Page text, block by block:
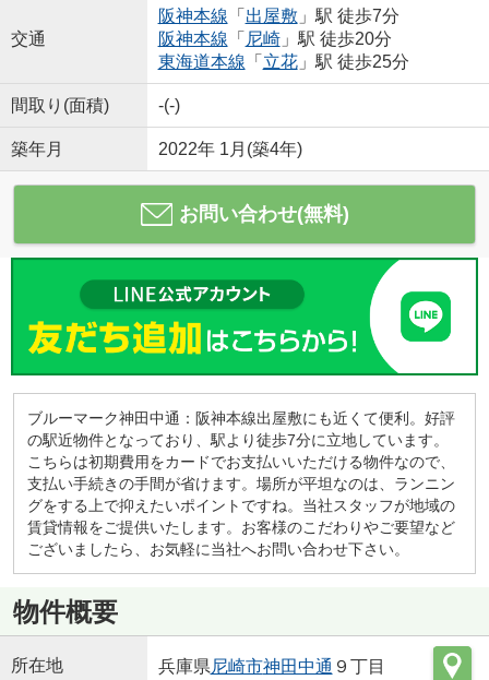
交通
阪神本線 「 出屋敷 」駅 徒歩7分
阪神本線 「 尼崎」駅 徒歩20分
東海道本線 「 立花」駅 徒歩25分
間取り(面積) -(-)
築年月 2022年 1月(築4年)
お問い合わせ(無料)
ブルーマーク神田中通：阪神本線出屋敷にも近くて便利。好評
の駅近物件となっており、駅より徒歩7分に立地しています。
こちらは初期費用をカードでお支払いいただける物件なので、
支払い手続きの手間が省けます。場所が平坦なのは、ランニン
グをする上で抑えたいポイントですね。当社スタッフが地域の
賃貸情報をご提供いたします。お客様のこだわりやご要望など
ございましたら、お気軽に当社へお問い合わせ下さい。
物件概要
所在地 兵庫県尼崎市神田中通 ９丁目